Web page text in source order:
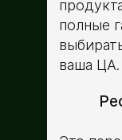
полные
ваша ЦА.